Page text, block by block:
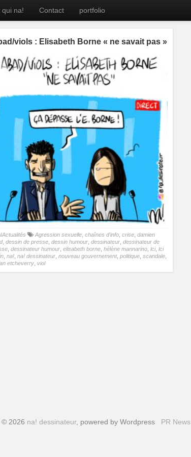
qui na! Contact portfolio
viols : Elisabeth Borne « ne savait pas »
Agression sexuelle chaînes d'info crise damien
, dessin de presse dessin humour dessinateur dessinateur de
dessinateur humour elisabeth borne hélène mannarino lci, lci
na! na! dessinateur nouveau gouvernement, politique scandale
etcheverry viol
© 2026 na! dessinateur, powered by Wordpress PR News